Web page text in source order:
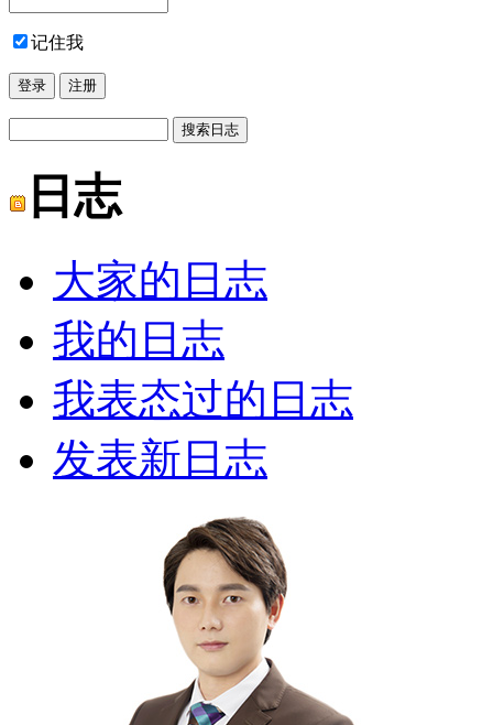
记住我
日志
大家的日志
我的日志
我表态过的日志
发表新日志